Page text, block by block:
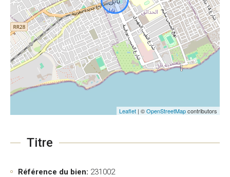
Leaflet | ©OpenStreetMapcontributors
Titre
Référence du bien: 231002